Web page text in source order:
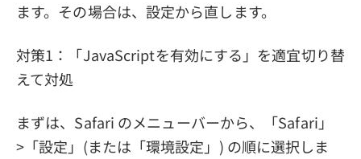
ます。その場合は、設定から直します。
対策1：「JavaScriptを有効にする」を適宜切り替
えて対処
まずは、Safari のメニューバーから、「Safari」
>「設定」(または「環境設定」) の順に選択しま